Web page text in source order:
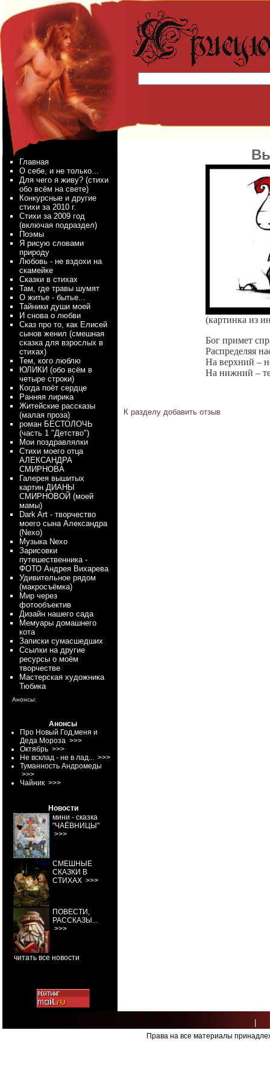
Главная
О себе, и не только...
Для чего я живу? (стихи
обо всём на свете)
Конкурсные и другие
стихи за 2010 г.
Стихи за 2009 год
(включая подраздел)
Поэмы
Я рисую словами
природу
Любовь - не вздохи на
скамейке
Сказки в стихах
Там, где травы шумят
О житье - бытье...
Тайники души моей
И снова о любви
Сказ про то, как Елисей
сынов женил (смешная
сказка для взрослых в
стихах)
Тем, кого люблю
ЮЛИКИ (обо всём в
четыре строки)
Когда поёт сердце
Ранняя лирика
Житейские рассказы
(малая проза)
роман БЕСТОЛОЧЬ
(часть 1 "Детство")
Мои поздравлялки
Стихи моего отца
АЛЕКСАНДРА
СМИРНОВА
Галерея вышитых
картин ДИАНЫ
СМИРНОВОЙ (моей
мамы)
Dark Art - творчество
моего сына Александра
(Nexo)
Myзыка Nexo
Зарисовки
путешественника -
ФОТО Андрея Вихарева
Удивительное рядом
(макросъёмка)
Мир через
фотообъектив
Дизайн нашего сада
Мемуары домашнего
кота
Записки сумасшедших
Ссылки на другие
ресурсы о моём
творчестве
Мастерская художника
Тюбика
Анонсы:
Анонсы
Про Новый Год,меня и
Деда Мороза >>>
Октябрь >>>
Не всклад - не в лад... >>>
Туманность Андромеды
>>>
Чайник >>>
Новости
мини - сказка
"ЧАЁВНИЦЫ"
>>>
СМЕШНЫЕ
СКАЗКИ В
СТИХАХ >>>
ПОВЕСТИ,
РАССКАЗЫ...
>>>
читать все новости
(картинка из
Бог примет
Распределяя
На верхний –
На нижний –
К разделу добавить отзыв
Права на все материалы